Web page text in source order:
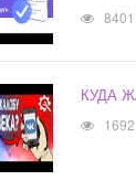
8401
КУДА
1692